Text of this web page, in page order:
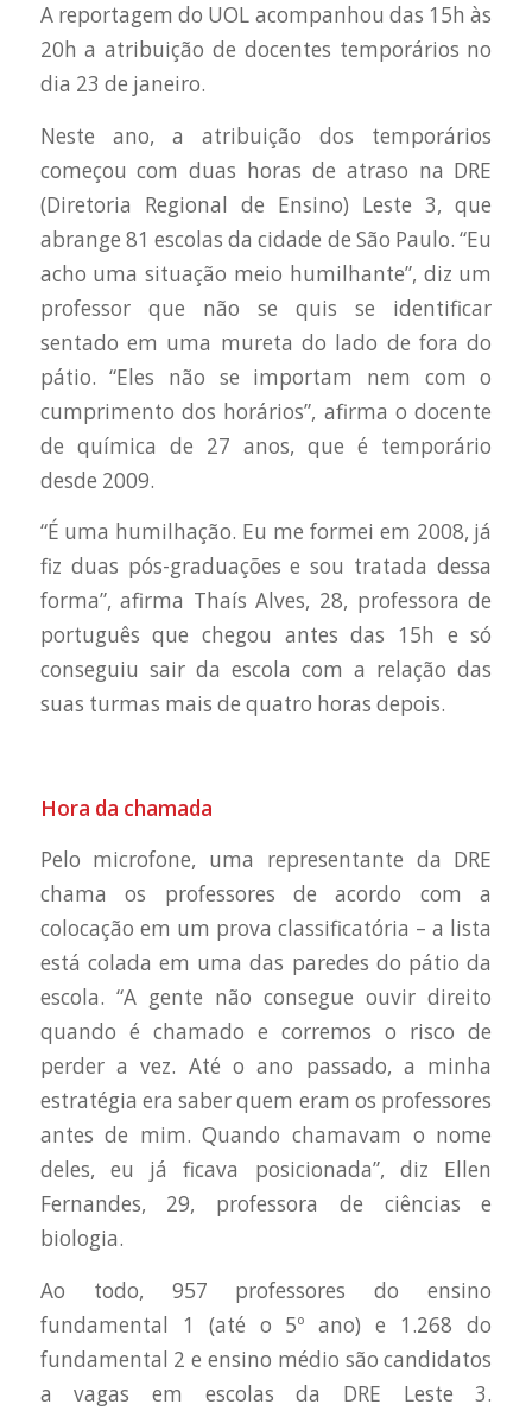
A reportagem do UOL acompanhou das 15h às
20h a atribuição de docentes temporários no
dia 23 de janeiro.
Neste ano, a atribuição dos temporários
começou com duas horas de atraso na DRE
(Diretoria Regional de Ensino) Leste 3, que
abrange 81 escolas da cidade de São Paulo. “Eu
acho uma situação meio humilhante”, diz um
professor que não se quis se identificar
sentado em uma mureta do lado de fora do
pátio. “Eles não se importam nem com o
cumprimento dos horários”, afirma o docente
de química de 27 anos, que é temporário
desde 2009.
“É uma humilhação. Eu me formei em 2008, já
fiz duas pós-graduações e sou tratada dessa
forma”, afirma Thaís Alves, 28, professora de
português que chegou antes das 15h e só
conseguiu sair da escola com a relação das
suas turmas mais de quatro horas depois.
Hora da chamada
Pelo microfone, uma representante da DRE
chama os professores de acordo com a
colocação em um prova classificatória – a lista
está colada em uma das paredes do pátio da
escola. “A gente não consegue ouvir direito
quando é chamado e corremos o risco de
perder a vez. Até o ano passado, a minha
estratégia era saber quem eram os professores
antes de mim. Quando chamavam o nome
deles, eu já ficava posicionada”, diz Ellen
Fernandes, 29, professora de ciências e
biologia.
Ao todo, 957 professores do ensino
fundamental 1 (até o 5º ano) e 1.268 do
fundamental 2 e ensino médio são candidatos
a vagas em escolas da DRE Leste 3.